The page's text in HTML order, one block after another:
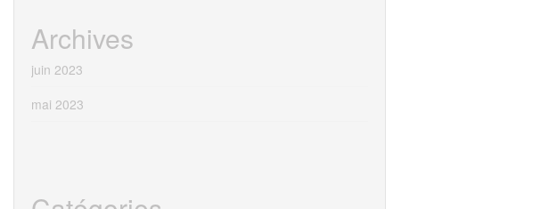
Archives
juin 2023
mai 2023